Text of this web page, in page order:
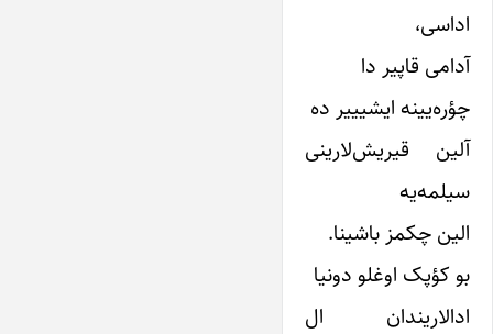
اداسی،
آدامی قاپیر دا
چؤره‌یینه ایشیییر ده
آلین قیریش‌لارینی
سیلمه‌یه
الین چکمز باشینا.
بو کؤپک اوغلو دونیا
ادالاریندان ال